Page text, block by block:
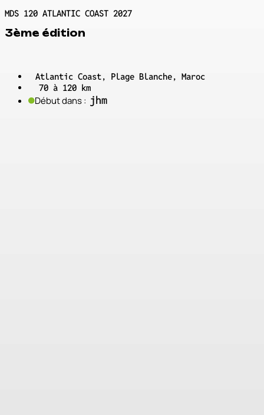
MDS 120 ATLANTIC COAST 2027
3ème édition
Atlantic Coast, Plage Blanche, Maroc
70 à 120 km
Début dans : jhm